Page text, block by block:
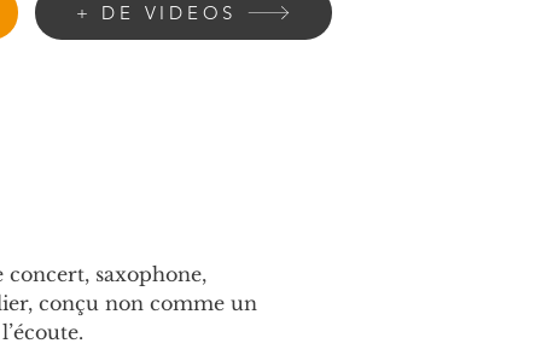
+ DE VIDEOS
concert, saxophone,
conçu non comme un